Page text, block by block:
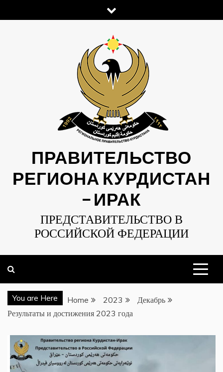
to
ПРАВИТЕЛЬСТВО
РЕГИОНА КУРДИСТАН
— ИРАК
ПРЕДСТАВИТЕЛЬСТВО В
РОССИЙСКОЙ ФЕДЕРАЦИИ
You are Here Home 2023
Декабрь
Результаты и достижения 2023 года